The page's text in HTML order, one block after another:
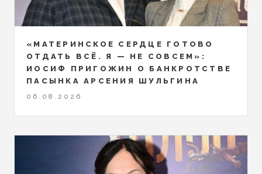
«МАТЕРИНСКОЕ СЕРДЦЕ ГОТОВО
ОТДАТЬ ВСЁ. Я — НЕ СОВСЕМ»:
ИОСИФ ПРИГОЖИН О БАНКРОТСТВЕ
ПАСЫНКА АРСЕНИЯ ШУЛЬГИНА
06.08.2026